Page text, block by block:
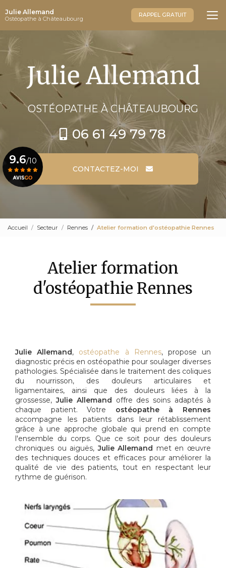
au
contenu
principal
Julie Allemand
Ostéopathe à Châteaubourg RAPPEL GRATUIT
OSTÉOPATHEÀ CHÂTEAUBOURG
06 61 49 79 78
CONTACTEZ-MOI
9.6/10
Accueil Secteur Rennes Atelier formation d'ostéopathie Rennes
Atelier formation
d'ostéopathie Rennes
Julie Allemand, ostéopathe à Rennes, propose un
diagnostic précis en ostéopathie pour soulager diverses
pathologies. Spécialisée dans le traitement des coliques
du nourrisson, des douleurs articulaires et
ligamentaires, ainsi que des douleurs liées à la
grossesse,Julie Allemand offre des soins adaptés à
chaque patient. Votre ostéopathe à Rennes
accompagne les patients dans leur rétablissement
grâce à une approche globale qui prend en compte
l'ensemble du corps. Que ce soit pour des douleurs
chroniques ou aiguës,Julie Allemand met en œuvre
des techniques douces et efficaces pour améliorer la
qualité de vie des patients, tout en respectant leur
rythme de guérison.